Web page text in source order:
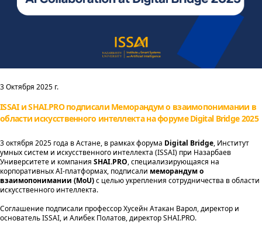
3 Октября 2025 г.
ISSAI и SHAI.PRO подписали Меморандум о взаимопонимании в
области искусственного интеллекта на форуме Digital Bridge 2025
3 октября 2025 года в Астане, в рамках форума Digital Bridge, Институт
умных систем и искусственного интеллекта (ISSAI) при Назарбаев
Университете и компания SHAI.PRO, специализирующаяся на
корпоративных AI-платформах, подписали меморандум о
взаимопонимании (MoU)с целью укрепления сотрудничества в области
искусственного интеллекта.
Соглашение подписали профессор Хусейн Атакан Варол, директор и
основатель ISSAI, и Алибек Полатов, директор SHAI.PRO.